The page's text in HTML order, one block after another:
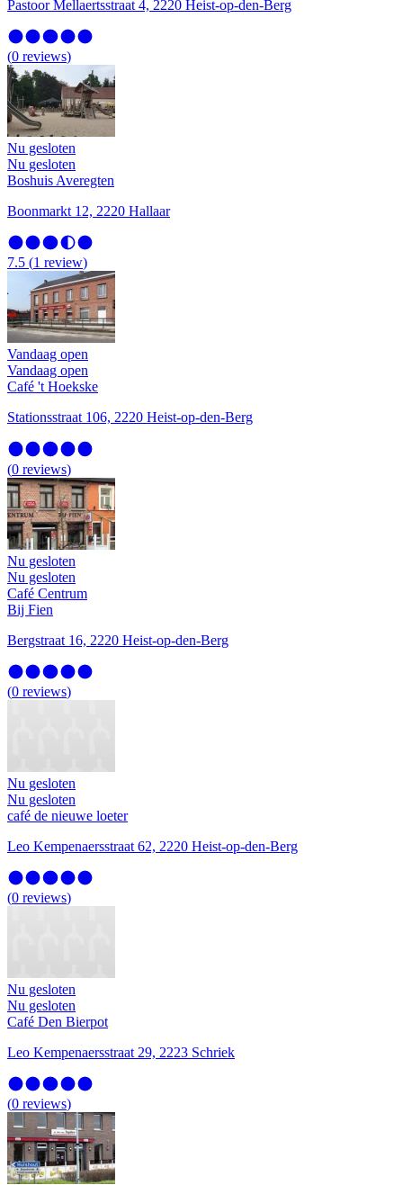
Pastoor Mellaertsstraat 4, 2220 Heist-op-den-Berg
(0 reviews)
Nu gesloten
Nu gesloten
Boshuis Averegten
Boonmarkt 12, 2220 Hallaar
7.5 (1 review)
Vandaag open
Vandaag open
Café 't Hoekske
Stationsstraat 106, 2220 Heist-op-den-Berg
(0 reviews)
Nu gesloten
Nu gesloten
Café Centrum
Bij Fien
Bergstraat 16, 2220 Heist-op-den-Berg
(0 reviews)
Nu gesloten
Nu gesloten
café de nieuwe loeter
Leo Kempenaersstraat 62, 2220 Heist-op-den-Berg
(0 reviews)
Nu gesloten
Nu gesloten
Café Den Bierpot
Leo Kempenaersstraat 29, 2223 Schriek
(0 reviews)